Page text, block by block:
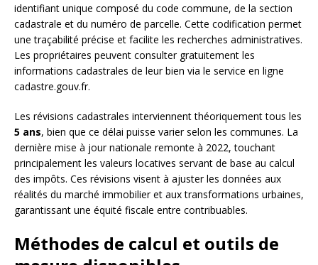
identifiant unique composé du code commune, de la section
cadastrale et du numéro de parcelle. Cette codification permet
une traçabilité précise et facilite les recherches administratives.
Les propriétaires peuvent consulter gratuitement les
informations cadastrales de leur bien via le service en ligne
cadastre.gouv.fr.
Les révisions cadastrales interviennent théoriquement tous les
5 ans, bien que ce délai puisse varier selon les communes. La
dernière mise à jour nationale remonte à 2022, touchant
principalement les valeurs locatives servant de base au calcul
des impôts. Ces révisions visent à ajuster les données aux
réalités du marché immobilier et aux transformations urbaines,
garantissant une équité fiscale entre contribuables.
Méthodes de calcul et outils de